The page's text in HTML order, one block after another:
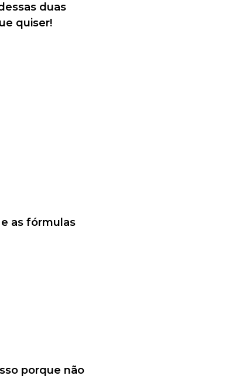
duas
quiser!
as fórmulas
porque não